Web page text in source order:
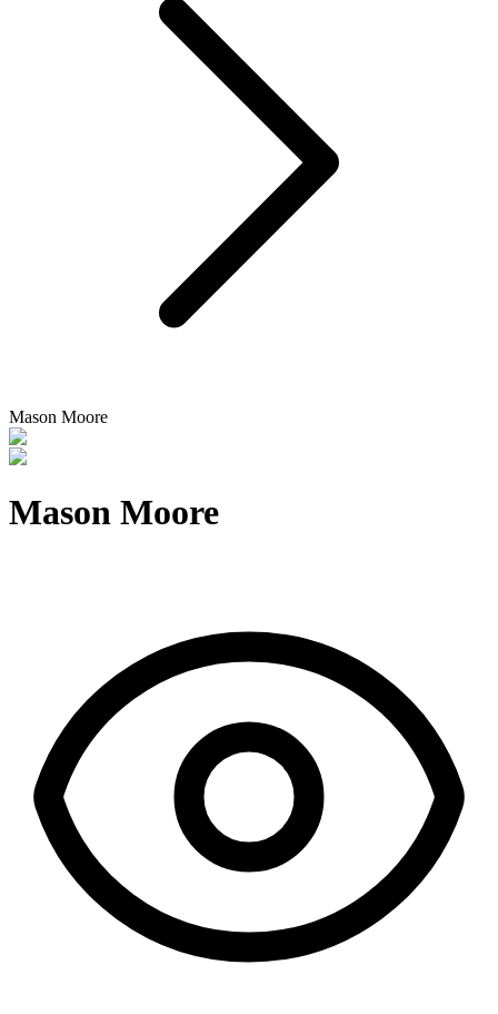
Mason Moore
Mason Moore